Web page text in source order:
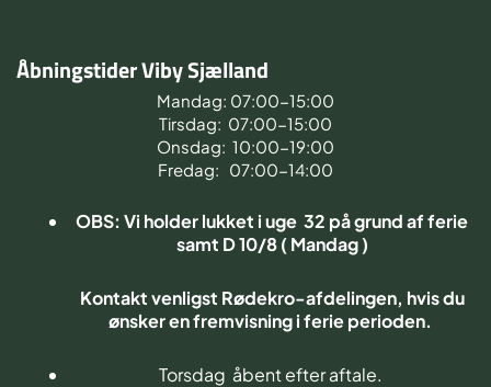
Åbningstider Viby Sjælland
Mandag: 07:00-15:00
Tirsdag: 07:00-15:00
Onsdag: 10:00-19:00
Fredag: 07:00-14:00
OBS: Vi holder lukket i uge 32 på grund af ferie
samt D 10/8 ( Mandag )
Kontakt venligst Rødekro-afdelingen, hvis du
ønsker en fremvisning i ferie perioden.
Torsdag åbent efter aftale.